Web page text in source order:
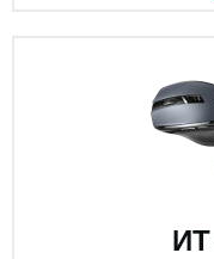
ИТ